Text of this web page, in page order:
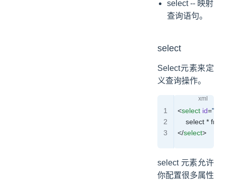
select -- 映射
查询语句。
select
Select元素来定
义查询操作。
<select id=
select *
</select>
select 元素允许
你配置很多属性